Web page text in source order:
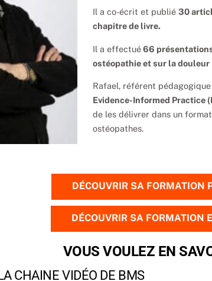
Il a co-écrit et publié30
chapitre de livre.
Il a effectué66
ostéopathie et sur la douleur
Rafael, référent
Evidence-Informed Practice
de les délivrer dans un
ostéopathes.
DÉCOUVRIR SA FORMATION
DÉCOUVRIR SA FORMATION
VOUS VOULEZ EN
CHAINE VIDÉO DE BMS